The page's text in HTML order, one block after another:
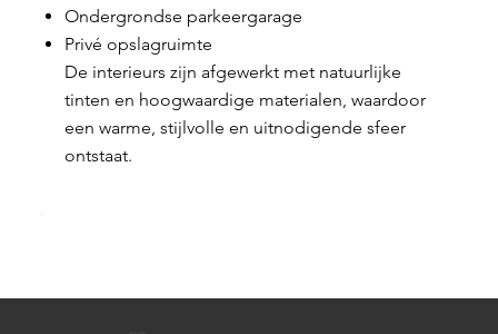
Ondergrondse parkeergarage
Privé opslagruimte
De interieurs zijn afgewerkt met natuurlijke
tinten en hoogwaardige materialen, waardoor
een warme, stijlvolle en uitnodigende sfeer
ontstaat.